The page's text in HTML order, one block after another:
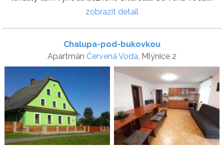
zobrazit detail
Chalupa-pod-bukovkou
Apartmán Červená Voda, Mlýnice 2